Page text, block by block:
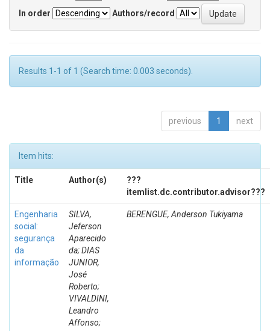
In order
Authors/record
Results 1-1 of 1 (Search time: 0.003 seconds).
previous 1 next
Item hits:
Title Author(s)
???
itemlist.dc.contributor.advisor???
Engenharia
social:
segurança
da
informação
SILVA,
Jeferson
Aparecido
da; DIAS
JUNIOR,
José
Roberto;
VIVALDINI,
Leandro
Affonso;
BERENGUE, Anderson Tukiyama